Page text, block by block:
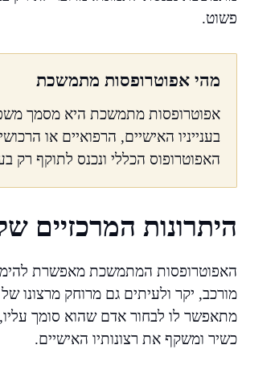
פשוט.
מהי אפוטרופסות מתמשכת
אפוטרופסות מתמשכת היא מסמך
בענייניו האישיים, הרפואיים או
האפוטרופוס הכללי ונכנס לתוקף רק
היתרונות המרכזיים
האפוטרופסות המתמשכת מאפשרת
מורכב, יקר ולעיתים גם מרוחק מרצונו
מתאפשר לו לבחור אדם שהוא סומך עליו,
כשיר ומשקף את רצונותיו האישיים.